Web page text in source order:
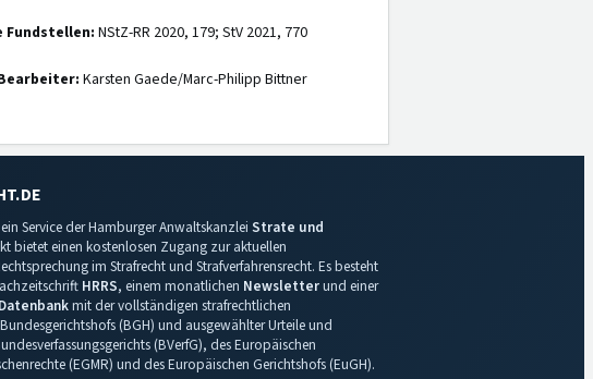
Fundstellen: NStZ-RR 2020, 179; StV 2021, 770
Karsten Gaede/Marc-Philipp Bittner
Service der Hamburger Anwaltskanzlei Strate und
bietet einen kostenlosen Zugang zur aktuellen
im Strafrecht und Strafverfahrensrecht. Es besteht
HRRS, einem monatlichen Newsletterund einer
mit der vollständigen strafrechtlichen
(BGH) und ausgewählter Urteile und
(BVerfG), des Europäischen
(EGMR) und des Europäischen Gerichtshofs (EuGH).